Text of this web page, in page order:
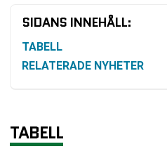
SIDANS INNEHÅLL:
TABELL
RELATERADE NYHETER
TABELL